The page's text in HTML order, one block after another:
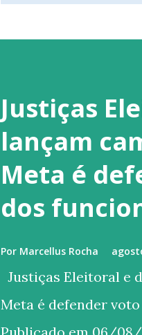
Justiças
lançam
Meta é
dos
Por Marcellus Rocha
Justiças Eleitoral e
Meta é defender